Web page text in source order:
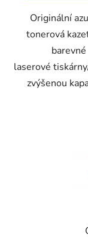
Originální
tonerová
barevné
laserové
zvýšenou